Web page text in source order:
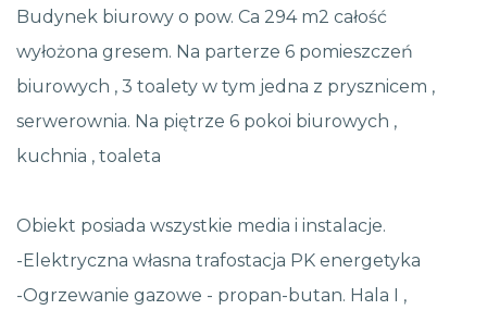
Budynek biurowy o pow. Ca 294 m2 całość
wyłożona gresem. Na parterze 6 pomieszczeń
biurowych , 3 toalety w tym jedna z prysznicem ,
serwerownia. Na piętrze 6 pokoi biurowych ,
kuchnia , toaleta
Obiekt posiada wszystkie media i instalacje.
-Elektryczna własna trafostacja PK energetyka
-Ogrzewanie gazowe - propan-butan. Hala I ,